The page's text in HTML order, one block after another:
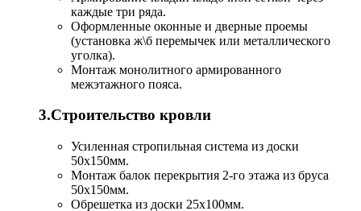
каждые три ряда.
Оформленные оконные и дверные проемы
(установка ж\б перемычек или металлического
уголка).
Монтаж монолитного армированного
межэтажного пояса.
3.Строительство кровли
Усиленная стропильная система из доски
50х150мм.
Монтаж балок перекрытия 2-го этажа из бруса
50х150мм.
Обрешетка из доски 25х100мм.